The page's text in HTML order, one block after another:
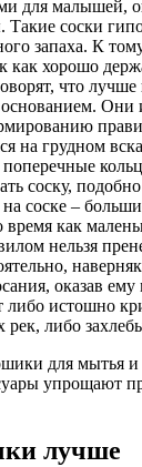
для малышей,
Такие соски
запаха. К
как хорошо
что лучше
Они
на грудном
соску,
соске –
как
нельзя
оказав
либо истошно
либо
для мытья и
упрощают
лучше